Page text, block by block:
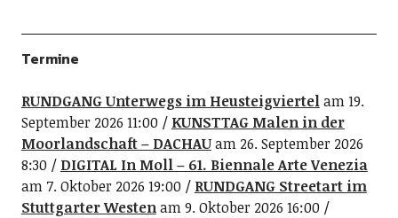
Termine
RUNDGANG Unterwegs im Heusteigviertelam 19.
September 2026 11:00
KUNSTTAG Malen in der
Moorlandschaft – DACHAUam 26. September 2026
8:30
DIGITAL In Moll – 61. Biennale Arte Venezia
am 7. Oktober 2026 19:00
RUNDGANG Streetart im
Stuttgarter Westenam 9. Oktober 2026 16:00